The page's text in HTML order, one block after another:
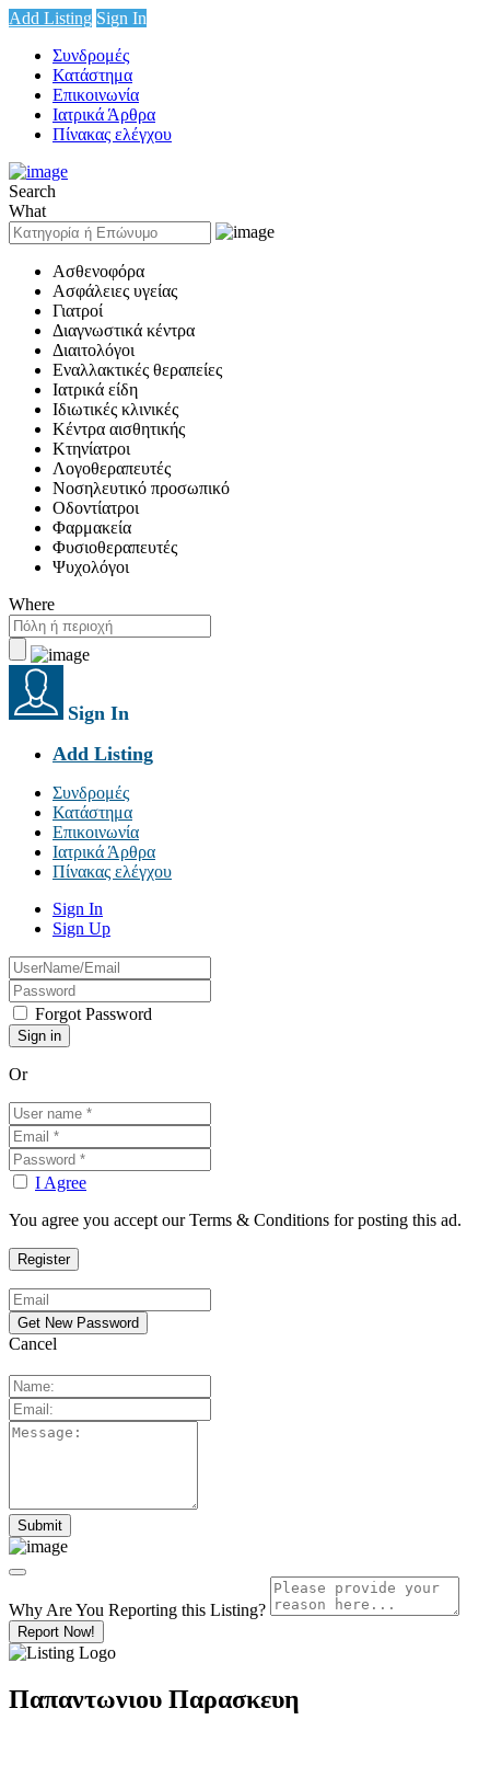
Add Listing Sign In
Συνδρομές
Κατάστημα
Επικοινωνία
Ιατρικά Άρθρα
Πίνακας ελέγχου
Search
What
Ασθενοφόρα
Ασφάλειες υγείας
Γιατροί
Διαγνωστικά κέντρα
Διαιτολόγοι
Εναλλακτικές θεραπείες
Ιατρικά είδη
Ιδιωτικές κλινικές
Κέντρα αισθητικής
Κτηνίατροι
Λογοθεραπευτές
Νοσηλευτικό προσωπικό
Οδοντίατροι
Φαρμακεία
Φυσιοθεραπευτές
Ψυχολόγοι
Where
Sign In
Add Listing
Συνδρομές
Κατάστημα
Επικοινωνία
Ιατρικά Άρθρα
Πίνακας ελέγχου
Sign In
Sign Up
Forgot Password
Or
I Agree
You agree you accept our Terms & Conditions for posting this ad.
Cancel
Why Are You Reporting this Listing?
Report Now!
Παπαντωνιου Παρασκευη